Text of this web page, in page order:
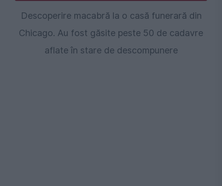
Descoperire macabră la o casă funerară din
Chicago. Au fost găsite peste 50 de cadavre
aflate în stare de descompunere